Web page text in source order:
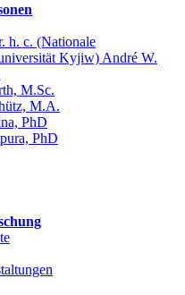
h. c. (Nationale
Kyjiw) André W.
M.Sc.
M.A.
PhD
PhD